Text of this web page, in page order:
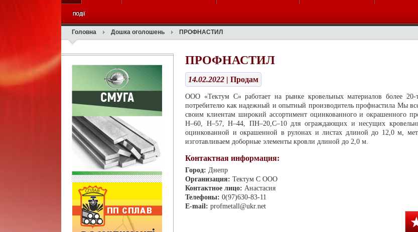
ПОДІЇ
Головна Дошка оголошень ПРОФНАСТИЛ
ПРОФНАСТИЛ
14.02.2022 | Продам
ООО «Тектум С» работает на рынке кровельных материалов более
потребителю как надежный и опытный производитель профнастила Мы
своим клиентам широкий ассортимент оцинкованного и окрашенного
Н–60, Н–57, Н–44, ПН–20,С–10 для ограждающих и несущих
оцинкованной и окрашенной в рулонах и листах длиной до 12,0 м,
изготавливаем доборные элементы кровли длиной до 2,0 м.
Контактная информация:
Город: Днепр
Организация: Тектум С ООО
Контактное лицо: Анастасия
Телефоны: 0(97)630-83-11
E-mail: profmetall@ukr.net